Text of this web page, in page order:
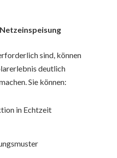
sind, können
deutlich
Sie können:
in Echtzeit